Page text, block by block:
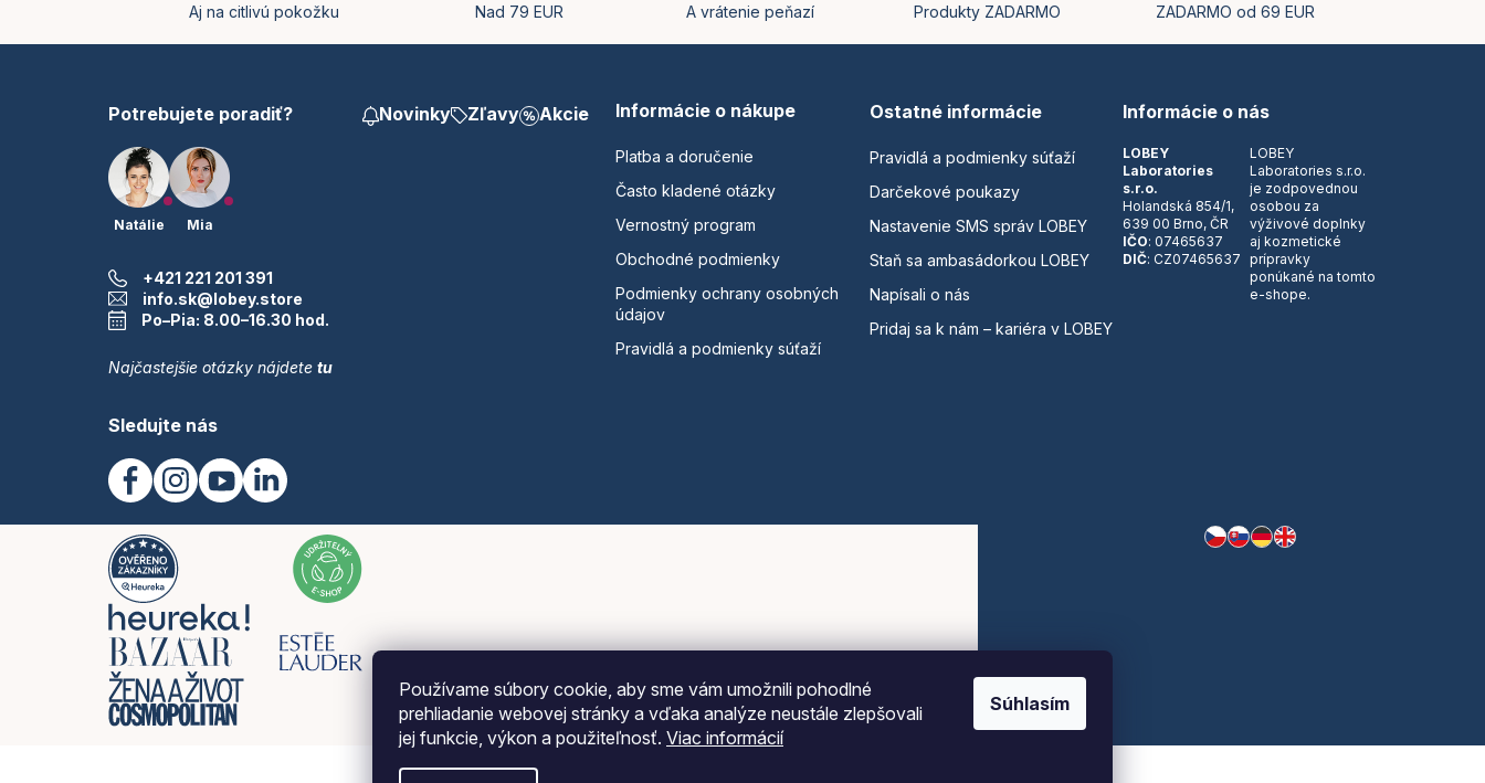
Používame súbory cookie, aby sme vám umožnili pohodlné
prehliadanie webovej stránky a vďaka analýze neustále zlepšovali
jej funkcie, výkon a použiteľnosť. Viac informácií
Súhlasím
i
Aj na citlivú pokožku Nad 79 EUR A vrátenie peňazí Produkty ZADARMO ZADARMO od 69 EUR
Potrebujete poradiť?
Natálie Mia
+421 221 201 391
info.sk@lobey.store
Po–Pia: 8.00–16.30 hod.
Najčastejšie otázky nájdete tu
Sledujte nás
Novinky Zľavy Akcie Informácie o nákupe
Platba a doručenie
Často kladené otázky
Vernostný program
Obchodné podmienky
Podmienky ochrany osobných
údajov
Pravidlá a podmienky súťaží
Ostatné informácie
Pravidlá a podmienky súťaží
Darčekové poukazy
Nastavenie SMS správ LOBEY
Staň sa ambasádorkou LOBEY
Napísali o nás
Pridaj sa k nám – kariéra v LOBEY
Informácie o nás
LOBEY
Laboratories
s.r.o.
Holandská 854/1,
639 00 Brno, ČR
IČO: 07465637
DIČ: CZ07465637
LOBEY
Laboratories s.r.o.
je zodpovednou
osobou za
výživové doplnky
aj kozmetické
prípravky
ponúkané na tomto
e-shope.